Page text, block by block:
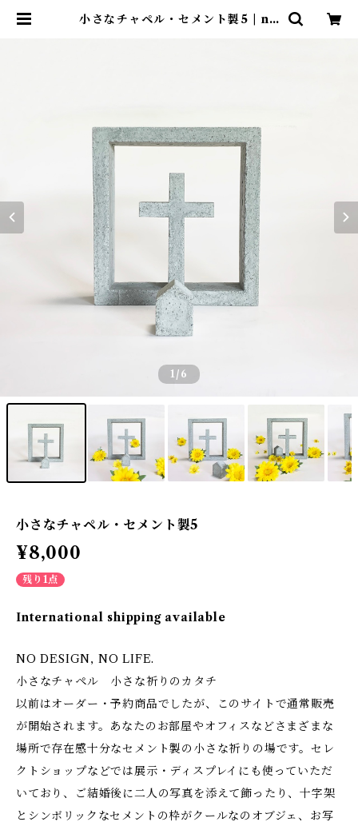
小さなチャペル・セメント製5 | no
1 /6
小さなチャペル・セメント製5
¥8,000
残り1点
International shipping available
NO DESIGN, NO LIFE.
小さなチャペル 小さな祈りのカタチ
以前はオーダー・予約商品でしたが、このサイトで通常販売
が開始されます。あなたのお部屋やオフィスなどさまざまな
場所で存在感十分なセメント製の小さな祈りの場です。セレ
クトショップなどでは展示・ディスプレイにも使っていただ
いており、ご結婚後に二人の写真を添えて飾ったり、十字架
とシンボリックなセメントの枠がクールなのオブジェ、お写